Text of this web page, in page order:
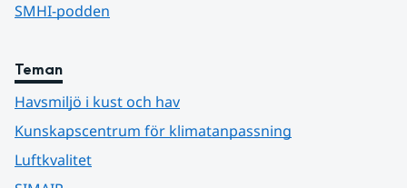
SMHI-podden
Teman
Havsmiljö i kust och hav
Kunskapscentrum för klimatanpassning
Luftkvalitet